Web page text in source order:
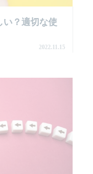
い？適切な使
2022.11.15